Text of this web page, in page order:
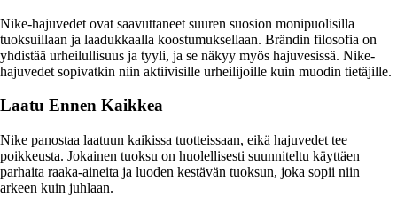
Nike-hajuvedet ovat saavuttaneet suuren suosion monipuolisilla
tuoksuillaan ja laadukkaalla koostumuksellaan. Brändin filosofia on
yhdistää urheilullisuus ja tyyli, ja se näkyy myös hajuvesissä. Nike-
hajuvedet sopivatkin niin aktiivisille urheilijoille kuin muodin tietäjille.
Laatu Ennen Kaikkea
Nike panostaa laatuun kaikissa tuotteissaan, eikä hajuvedet tee
poikkeusta. Jokainen tuoksu on huolellisesti suunniteltu käyttäen
parhaita raaka-aineita ja luoden kestävän tuoksun, joka sopii niin
arkeen kuin juhlaan.